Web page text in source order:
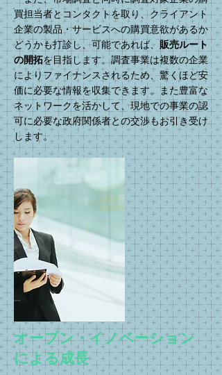
買担当者とコンタクトを取り、クライアント
企業の製品・サービスへの購買意欲があるか
どうかも打診し、可能であれば、販売ルート
の開拓を目指します。調査事業は複数の企業
によりファイナンスされるため、驚くほど安
価に必要な情報を収集できます。また豊富な
ネットワークを活かして、現地での事業の認
可に必要な政府関係者との交渉もお引き受け
します。
​オープン・イノベーション
による成長